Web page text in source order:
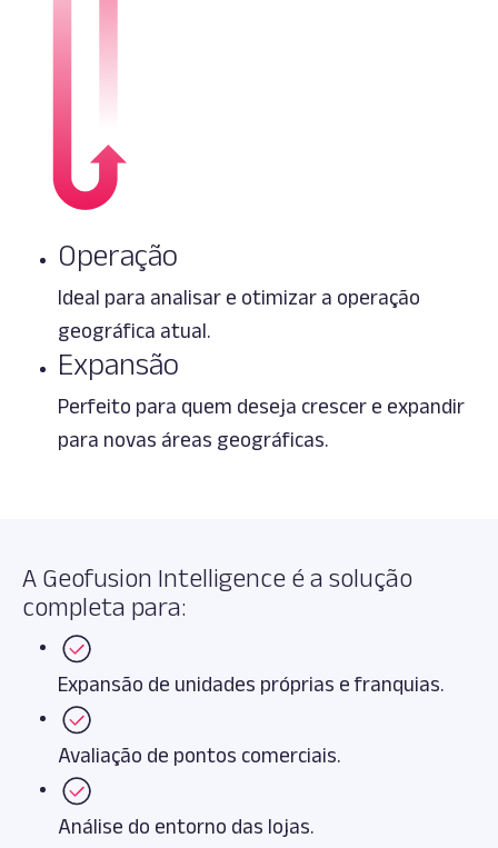
Operação
Ideal para analisar e otimizar a operação
geográfica atual.
Expansão
Perfeito para quem deseja crescer e expandir
para novas áreas geográficas.
A Geofusion Intelligence é a solução
completa para:
Expansão de unidades próprias e franquias.
Avaliação de pontos comerciais.
Análise do entorno das lojas.